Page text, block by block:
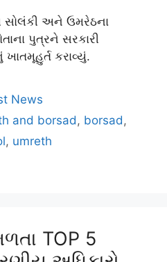
સોલંકી અને ઉમરેઠના
પુત્રને સરકારી
ખાતમૂહુર્ત કરાવ્યું.
News
and borsad , borsad ,
, umreth
TOP 5